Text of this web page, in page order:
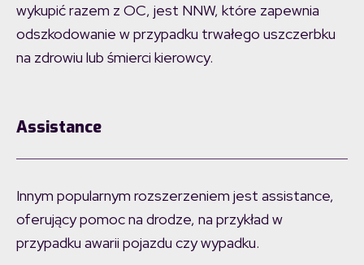
wykupić razem z OC, jest NNW, które zapewnia
odszkodowanie w przypadku trwałego uszczerbku
na zdrowiu lub śmierci kierowcy.
Assistance
Innym popularnym rozszerzeniem jest assistance,
oferujący pomoc na drodze, na przykład w
przypadku awarii pojazdu czy wypadku.